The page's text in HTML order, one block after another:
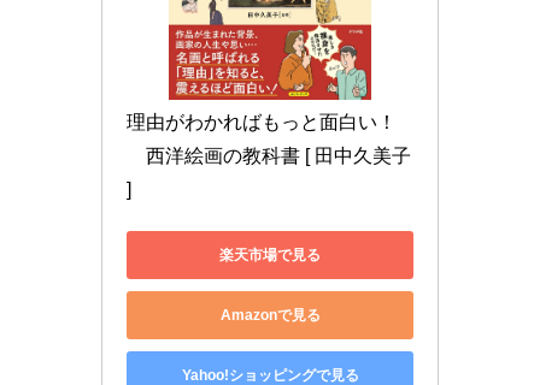
理由がわかればもっと面白い！
西洋絵画の教科書 [ 田中久美子
]
楽天市場で見る
Amazonで見る
Yahoo!ショッピングで見る